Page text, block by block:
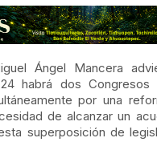
Ángel Mancera
habrá dos Congresos
por una
de alcanzar un
superposición de